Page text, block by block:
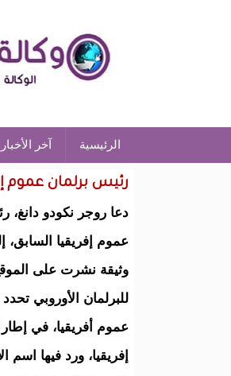
الرئيسية آخر الأخبار
رئيس برلمان عموم
دعا روجر نكودو دانغ،
عموم إفريقيا
وثيقة نشرت على
للبرلمان الأوروبي
عموم أفريقيا، في إطار
إفريقيا، ورد فيها اسم